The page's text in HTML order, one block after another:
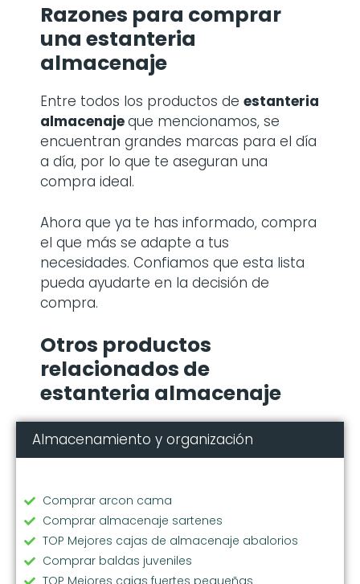
Razones para comprar
una estanteria
almacenaje
Entre todos los productos de estanteria
almacenajeque mencionamos, se
encuentran grandes marcas para el día
a día, por lo que te aseguran una
compra ideal.
Ahora que ya te has informado, compra
el que más se adapte a tus
necesidades. Confiamos que esta lista
pueda ayudarte en la decisión de
compra.
Otros productos
relacionados de
estanteria almacenaje
Almacenamiento y organización
Comprar arcon cama
Comprar almacenaje sartenes
TOP Mejores cajas de almacenaje abalorios
Comprar baldas juveniles